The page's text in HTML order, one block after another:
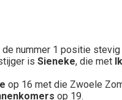
de nummer 1 positie
is Sieneke, die met
op 16 met die Zwoele
op 19.